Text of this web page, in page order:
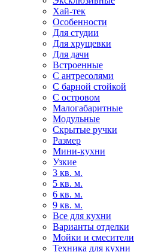
Хай-тек
Особенности
Для студии
Для хрущевки
Для дачи
Встроенные
С антресолями
С барной стойкой
С островом
Малогабаритные
Модульные
Скрытые ручки
Размер
Мини-кухни
Узкие
3 кв. м.
5 кв. м.
6 кв. м.
9 кв. м.
Все для кухни
Варианты отделки
Мойки и смесители
Техника для кухни